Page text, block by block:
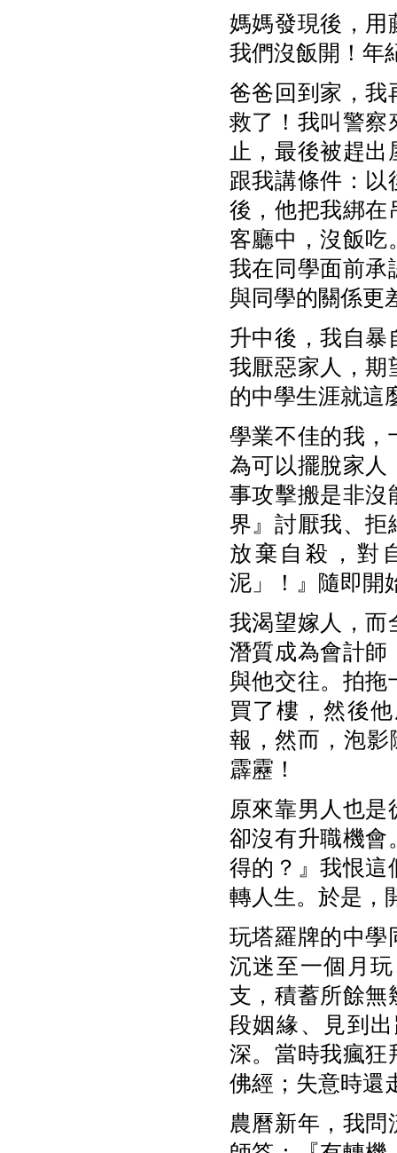
媽媽發現後，用
我們沒飯開！年
爸爸回到家，我
救了！我叫警察
止，最後被趕
跟我講條件：以
後，他把我綁在
客廳中，沒飯吃
我在同學面前承
與同學的關係更
升中後，我自暴
我厭惡家人，期
的中學生涯就這
學業不佳的我，
為可以擺脫家人
事攻擊搬是非沒
界』討厭我、拒
放棄自殺，對
泥」！』隨即開
我渴望嫁人，而
潛質成為會計師
與他交往。拍拖
買了樓，然後
報，然而，泡
霹靂！
原來靠男人也
卻沒有升職機會
得的？』我恨這
轉人生。於是，
玩塔羅牌的中學
沉迷至一個月
支，積蓄所餘無
段姻緣、見到
深。當時我瘋狂
佛經；失意時還
農曆新年，我